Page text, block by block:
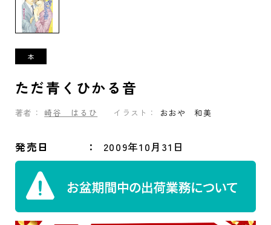
ただ青くひかる音
著者： 崎谷 はるひ イラスト： おおや 和美
発売日 2009年10月31日